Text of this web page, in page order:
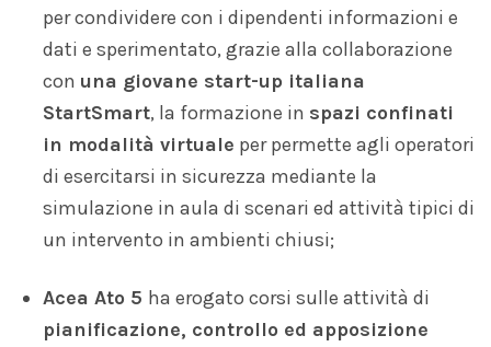
per condividere con i dipendenti informazioni e
dati e sperimentato, grazie alla collaborazione
con una giovane start-up italiana
StartSmart, la formazione in spazi confinati
in modalità virtuale per permette agli operatori
di esercitarsi in sicurezza mediante la
simulazione in aula di scenari ed attività tipici di
un intervento in ambienti chiusi;
Acea Ato 5 ha erogato corsi sulle attività di
pianificazione, controllo ed apposizione